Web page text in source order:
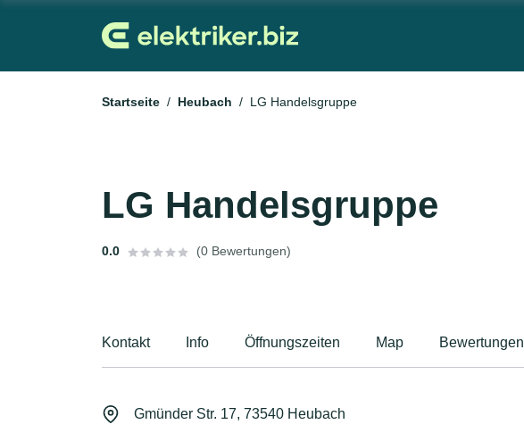
Startseite Heubach LG Handelsgruppe
LG Handelsgruppe
0.0 (0 Bewertungen)
Kontakt Info Öffnungszeiten Map Bewertungen
Gmünder Str. 17, 73540 Heubach